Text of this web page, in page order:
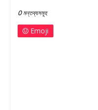
0 মন্তব্যসমূহ
Emoji